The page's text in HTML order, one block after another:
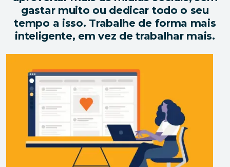
gastar muito ou dedicar todo o seu
tempo a isso. Trabalhe de forma mais
inteligente, em vez de trabalhar mais.